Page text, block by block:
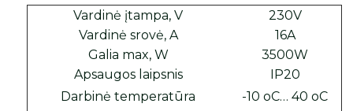
Vardinė įtampa, V
230V
Vardinė srovė, A
16A
Galia max, W
3500W
Apsaugos laipsnis
IP20
Darbinė temperatūra
-10 oC… 40 oC